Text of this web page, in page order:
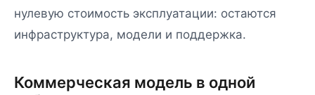
нулевую стоимость эксплуатации: остаются
инфраструктура, модели и поддержка.
Коммерческая модель в одной